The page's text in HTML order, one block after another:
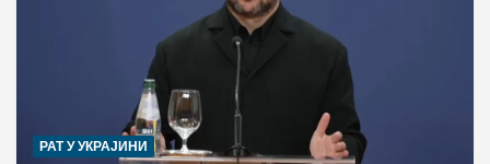
РАТ У УКРАЈИНИ